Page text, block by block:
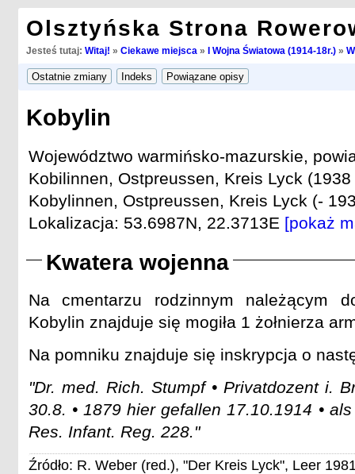
Olsztyńska Strona
Jesteś tutaj: Witaj! » Ciekawe miejsca » I Wojna Światowa (1914-18r.)»
Kobylin
Województwo warmińsko-mazurskie,
Kobilinnen, Ostpreussen, Kreis Lyck
Kobylinnen, Ostpreussen, Kreis Lyck (-
Lokalizacja: 53.6987N, 22.3713E [pokaż
Kwatera wojenna
Na cmentarzu rodzinnym należącym
Kobylin znajduje się mogiła 1 żołnierza
Na pomniku znajduje się inskrypcja o
"Dr. med. Rich. Stumpf • Privatdozent i.
30.8. • 1879 hier gefallen 17.10.1914 •
Res. Infant. Reg. 228."
Źródło: R. Weber (red.), "Der Kreis Lyck", Leer